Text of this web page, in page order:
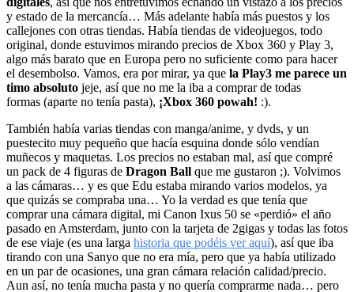
y estado de la mercancía… Más adelante había más puestos y los
callejones con otras tiendas. Había tiendas de videojuegos, todo
original, donde estuvimos mirando precios de Xbox 360 y Play 3,
algo más barato que en Europa pero no suficiente como para hacer
el desembolso. Vamos, era por mirar, ya que la Play3 me parece un
timo absoluto jeje, así que no me la iba a comprar de todas
formas (aparte no tenía pasta), ¡Xbox 360 powah! :).
También había varias tiendas con manga/anime, y dvds, y un
puestecito muy pequeño que hacía esquina donde sólo vendían
muñecos y maquetas. Los precios no estaban mal, así que compré
un pack de 4 figuras de Dragon Ball que me gustaron ;). Volvimos
a las cámaras… y es que Edu estaba mirando varios modelos, ya
que quizás se compraba una… Yo la verdad es que tenía que
comprar una cámara digital, mi Canon Ixus 50 se «perdió» el año
pasado en Amsterdam, junto con la tarjeta de 2gigas y todas las fotos
de ese viaje (es una larga historia que podéis ver aquí), así que iba
tirando con una Sanyo que no era mía, pero que ya había utilizado
en un par de ocasiones, una gran cámara relación calidad/precio.
Aun así, no tenía mucha pasta y no quería comprarme nada… pero